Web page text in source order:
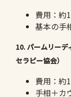
費用：約
基本の手
10. パームリー
セラピー協会）
費用：約
手相＋カ